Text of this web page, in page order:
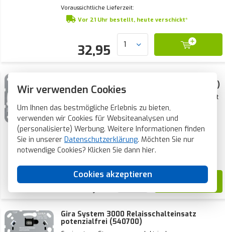
Wir verwenden Cookies
Um Ihnen das bestmögliche Erlebnis zu bieten,
verwenden wir Cookies für Websiteanalysen und
(personalisierte) Werbung. Weitere Informationen finden
Sie in unserer Datenschutzerklärung. Möchten Sie nur
notwendige Cookies? Klicken Sie dann hier.
Cookies akzeptieren
Voraussichtliche Lieferzeit:
Vor 21 Uhr bestellt, heute verschickt*
32,95
Universal LED Komfort 3-100 Watt (540200)
Zwei getrennte Ausgänge für zwei Lichtpunkte. Geeignet
für fast alle dimmbaren Beleuchtungsarten, auch LED.
Phasenan- oder Phasenabschnitt, automatische oder
manuelle Einstellung. Anschluss von Nebenstellen
möglich.
Aktueller Lagerbestand:
45 Stück
Voraussichtliche Lieferzeit:
110,95
Gira System 3000 Relaisschalteinsatz
potenzialfrei (540700)